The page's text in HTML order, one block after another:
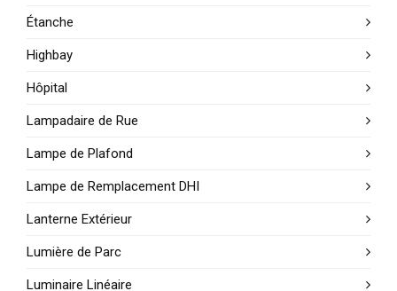
Étanche
Highbay
Hôpital
Lampadaire de Rue
Lampe de Plafond
Lampe de Remplacement DHI
Lanterne Extérieur
Lumière de Parc
Luminaire Linéaire